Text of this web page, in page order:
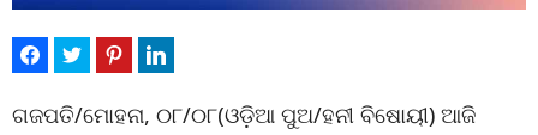
ଗଜପତି/ମୋହନା, ୦୮/୦୮(ଓଡ଼ିଆ ପୁଅ/ହନୀ ବିଷୋୟୀ) ଆଜି